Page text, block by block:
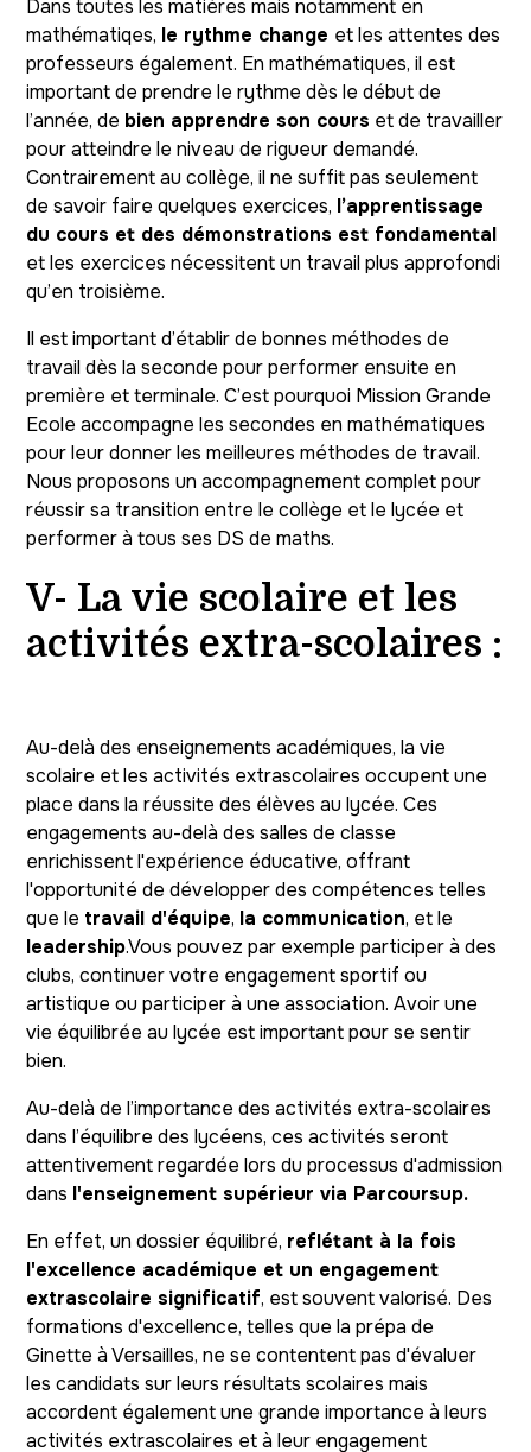
Dans toutes les matières mais notamment en
mathématiqes, le rythme change et les attentes des
professeurs également. En mathématiques, il est
important de prendre le rythme dès le début de
l’année, de bien apprendre son cours et de travailler
pour atteindre le niveau de rigueur demandé.
Contrairement au collège, il ne suffit pas seulement
de savoir faire quelques exercices, l’apprentissage
du cours et des démonstrations est fondamental
et les exercices nécessitent un travail plus approfondi
qu’en troisième.
Il est important d’établir de bonnes méthodes de
travail dès la seconde pour performer ensuite en
première et terminale. C’est pourquoi Mission Grande
Ecole accompagne les secondes en mathématiques
pour leur donner les meilleures méthodes de travail.
Nous proposons un accompagnement complet pour
réussir sa transition entre le collège et le lycée et
performer à tous ses DS de maths.
V- La vie scolaire et les
activités extra-scolaires :
Au-delà des enseignements académiques, la vie
scolaire et les activités extrascolaires occupent une
place dans la réussite des élèves au lycée. Ces
engagements au-delà des salles de classe
enrichissent l'expérience éducative, offrant
l'opportunité de développer des compétences telles
que le travail d'équipe, la communication, et le
leadership.Vous pouvez par exemple participer à des
clubs, continuer votre engagement sportif ou
artistique ou participer à une association. Avoir une
vie équilibrée au lycée est important pour se sentir
bien.
Au-delà de l’importance des activités extra-scolaires
dans l’équilibre des lycéens, ces activités seront
attentivement regardée lors du processus d'admission
dans l'enseignement supérieur via Parcoursup.
En effet, un dossier équilibré, reflétant à la fois
l'excellence académique et un engagement
extrascolaire significatif, est souvent valorisé. Des
formations d'excellence, telles que la prépa de
Ginette à Versailles, ne se contentent pas d'évaluer
les candidats sur leurs résultats scolaires mais
accordent également une grande importance à leurs
activités extrascolaires et à leur engagement